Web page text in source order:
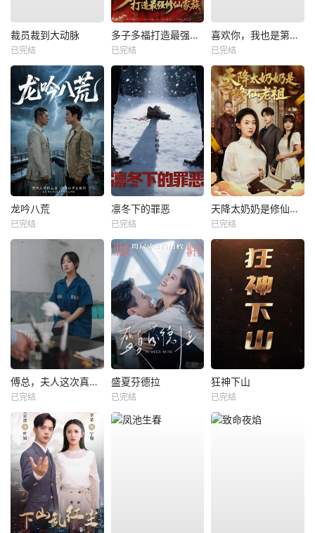
裁员裁到大动脉
已完结
多子多福打造最强修仙家族
已完结
喜欢你，我也是第一部
已完结
龙吟八荒
已完结
凛冬下的罪恶
已完结
天降太奶奶是修仙老祖
已完结
傅总，夫人这次真的死了
已完结
盛夏芬德拉
已完结
狂神下山
已完结